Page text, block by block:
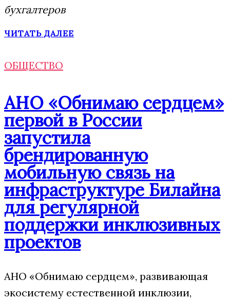
бухгалтеров
ЧИТАТЬ ДАЛЕЕ
ОБЩЕСТВО
АНО «Обнимаю сердцем»
первой в России
запустила
брендированную
мобильную связь на
инфраструктуре Билайна
для регулярной
поддержки инклюзивных
проектов
АНО «Обнимаю сердцем», развивающая
экосистему естественной инклюзии,